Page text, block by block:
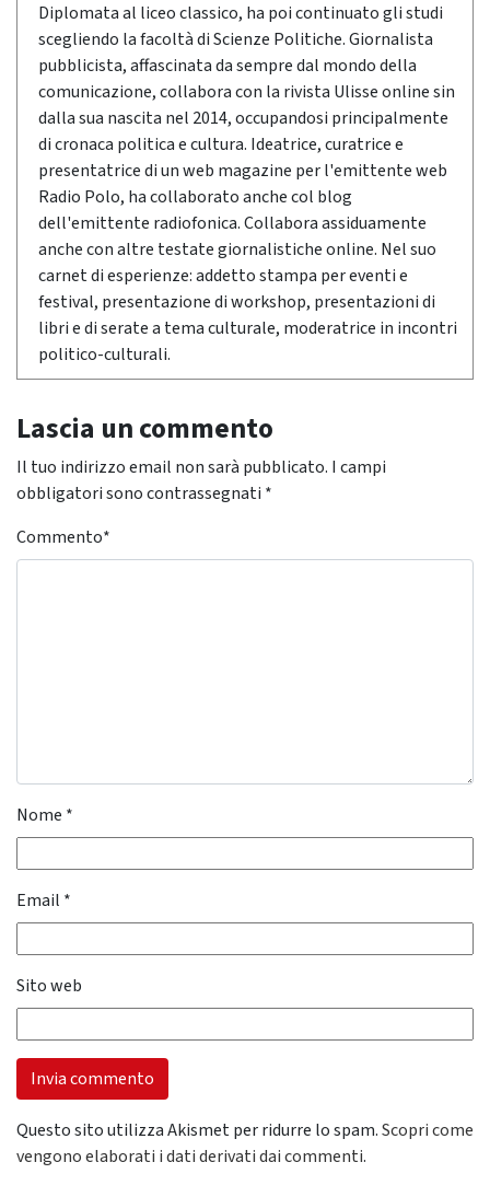
Diplomata al liceo classico, ha poi continuato gli studi
scegliendo la facoltà di Scienze Politiche. Giornalista
pubblicista, affascinata da sempre dal mondo della
comunicazione, collabora con la rivista Ulisse online sin
dalla sua nascita nel 2014, occupandosi principalmente
di cronaca politica e cultura. Ideatrice, curatrice e
presentatrice di un web magazine per l'emittente web
Radio Polo, ha collaborato anche col blog
dell'emittente radiofonica. Collabora assiduamente
anche con altre testate giornalistiche online. Nel suo
carnet di esperienze: addetto stampa per eventi e
festival, presentazione di workshop, presentazioni di
libri e di serate a tema culturale, moderatrice in incontri
politico-culturali.
Lascia un commento
Il tuo indirizzo email non sarà pubblicato. I campi
obbligatori sono contrassegnati *
Commento*
Nome *
Email *
Sito web
Questo sito utilizza Akismet per ridurre lo spam.Scopri come
vengono elaborati i dati derivati dai commenti.